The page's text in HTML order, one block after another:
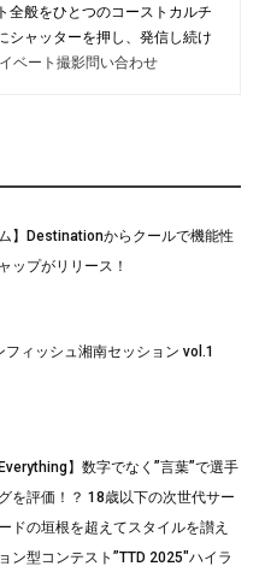
全般をひとつのコーストカルチ
シャッターを押し、発信し続け
ベート撮影問い合わせ
】Destinationからクールで機能性
ップがリリース！
フィッシュ湘南セッション vol.1
】数字でなく”言葉”で選手
を評価！？ 18歳以下の次世代サー
ドの垣根を超えてスタイルを讃え
ン型コンテスト”TTD 2025″ハイラ